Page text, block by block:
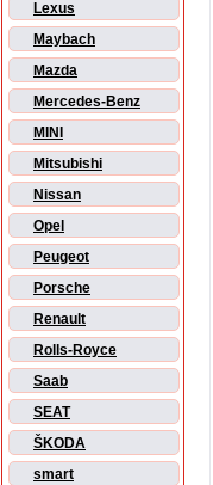
Lexus
Maybach
Mazda
Mercedes-Benz
MINI
Mitsubishi
Nissan
Opel
Peugeot
Porsche
Renault
Rolls-Royce
Saab
SEAT
ŠKODA
smart